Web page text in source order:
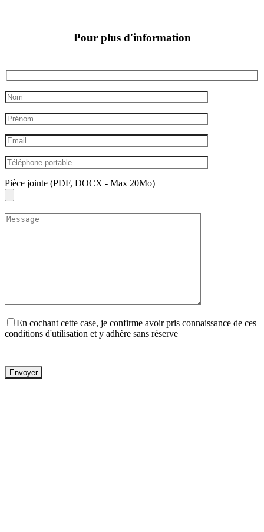
Pour plus d'information
Pièce jointe (PDF, DOCX - Max 20Mo)
En cochant cette case, je confirme avoir pris connaissance de ces
conditions d'utilisation et y adhère sans réserve